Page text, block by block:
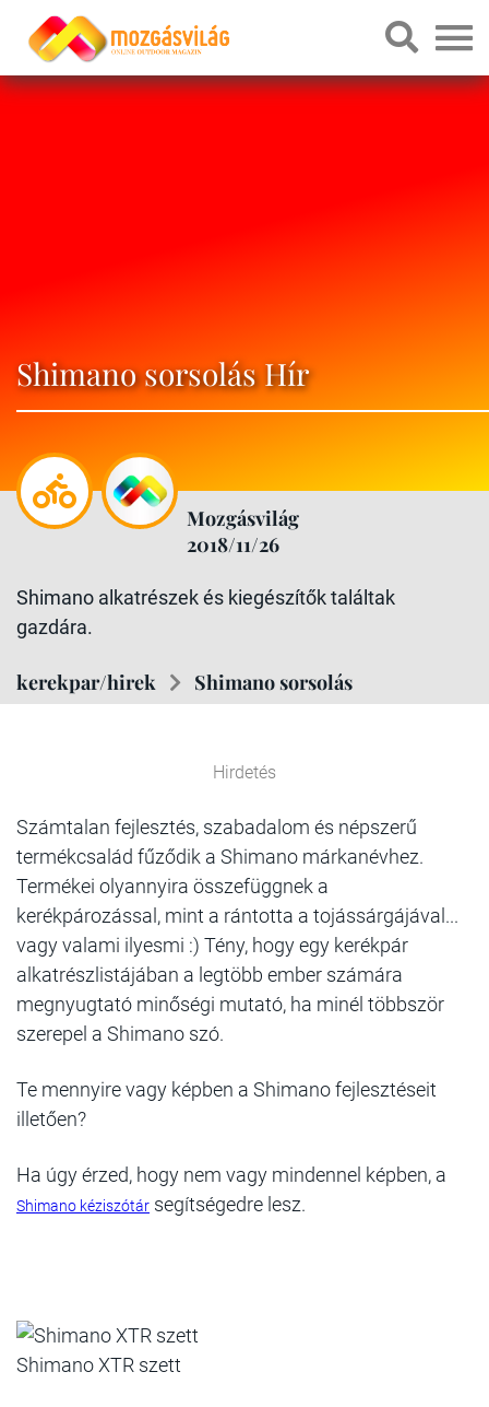
Shimano sorsolás Hír
Mozgásvilág
2018/11/26
Shimano alkatrészek és kiegészítők találtak
gazdára.
kerekpar/hirek Shimano sorsolás
Hirdetés
Számtalan fejlesztés, szabadalom és népszerű
termékcsalád fűződik a Shimano márkanévhez.
Termékei olyannyira összefüggnek a
kerékpározással, mint a rántotta a tojássárgájával...
vagy valami ilyesmi :) Tény, hogy egy kerékpár
alkatrészlistájában a legtöbb ember számára
megnyugtató minőségi mutató, ha minél többször
szerepel a Shimano szó.
Te mennyire vagy képben a Shimano fejlesztéseit
illetően?
Ha úgy érzed, hogy nem vagy mindennel képben, a
Shimano kéziszótár segítségedre lesz.
Shimano XTR szett